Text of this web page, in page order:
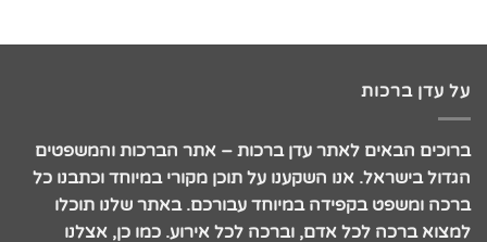
על עדן ברכות
ברוכים הבאים לאתר עדן ברכות – אתר הברכות והמשפטים
הגדול בישראל. אנו השקענו על תוכן מקורי במיוחד וכתבנו כל
ברכה ומשפט בקפידה במיוחד עבורכם. באתר שלנו תוכלו
למצוא ברכה לכל אדם, וברכה לכל אירוע. כמו כן, אצלנו